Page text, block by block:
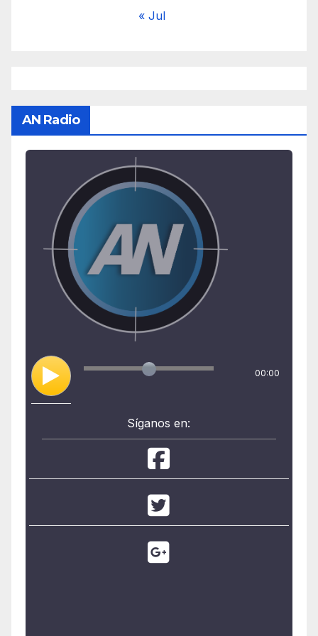
« Jul
AN Radio
00:00
Síganos en: